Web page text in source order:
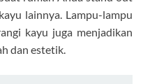
lainnya. Lampu-lampu
kayu juga menjadikan
dan estetik.